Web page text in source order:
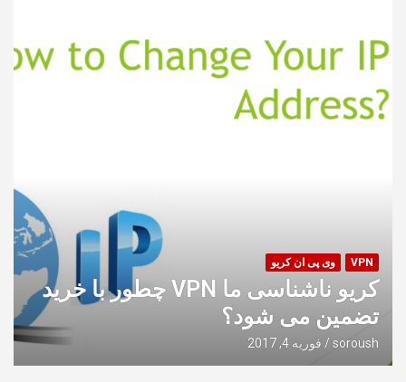
VPN وی پی ان کریو
چطور با خرید VPN کریو ناشناسی ما
تضمین می شود؟
فوریه 4, 2017 soroush